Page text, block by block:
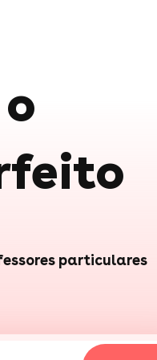
particulares